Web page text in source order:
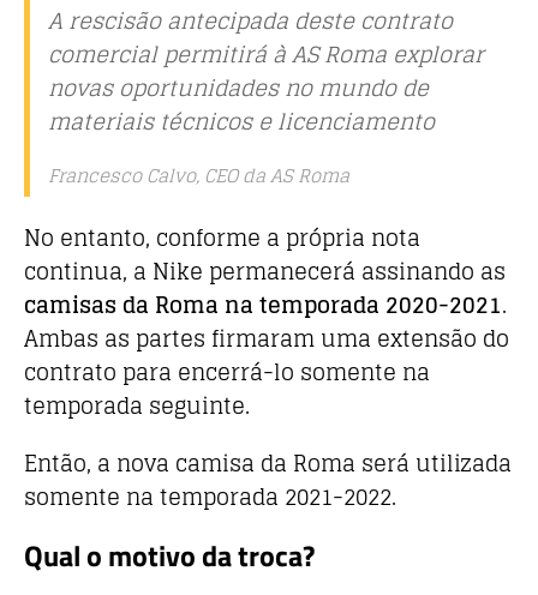
A rescisão antecipada deste contrato
comercial permitirá à AS Roma explorar
novas oportunidades no mundo de
materiais técnicos e licenciamento
Francesco Calvo, CEO da AS Roma
No entanto, conforme a própria nota
continua, a Nike permanecerá assinando as
camisas da Roma na temporada 2020-2021.
Ambas as partes firmaram uma extensão do
contrato para encerrá-lo somente na
temporada seguinte.
Então, a nova camisa da Roma será utilizada
somente na temporada 2021-2022.
Qual o motivo da troca?